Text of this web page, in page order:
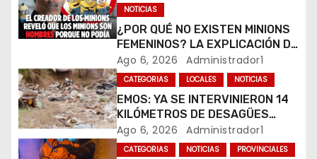
e
e
n
t
r
NOTICIAS
¿POR QUÉ NO EXISTEN MINIONS
FEMENINOS? LA EXPLICACIÓN DE
SU CREADOR QUE VOLVIÓ A
VIRALIZARSE
Ago 6, 2026 Administrador1
CATEGORIAS LOCALES NOTICIAS
EMOS: YA SE INTERVINIERON 14
KILÓMETROS DE DESAGÜES
PLUVIALES
Ago 6, 2026 Administrador1
CATEGORIAS NOTICIAS PROVINCIALES